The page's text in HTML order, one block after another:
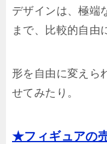
デザインは、極端
まで、比較的自由
形を自由に変えら
せてみたり。
★フィギュアの